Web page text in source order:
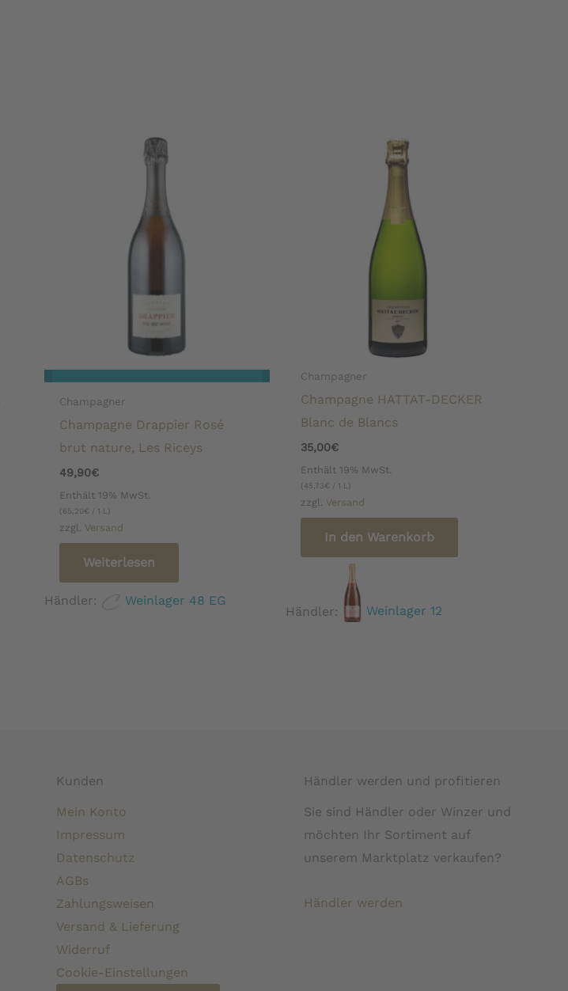
Champagner
Champagne Drappier Rosé
brut nature, Les Riceys
49,90€
Enthält 19% MwSt.
(65,20€ / 1 L)
zzgl. Versand
Weiterlesen
Händler: Weinlager 48 EG
Champagner
Champagne HATTAT-DECKER
Blanc de Blancs
35,00€
Enthält 19% MwSt.
(45,73€ / 1 L)
zzgl. Versand
In den Warenkorb
Händler: Weinlager 12
Kunden
Mein Konto
Impressum
Datenschutz
AGBs
Zahlungsweisen
Versand & Lieferung
Widerruf
Cookie-Einstellungen
Händler werden und profitieren
Sie sind Händler oder Winzer und
möchten Ihr Sortiment auf
unserem Marktplatz verkaufen?
Händler werden